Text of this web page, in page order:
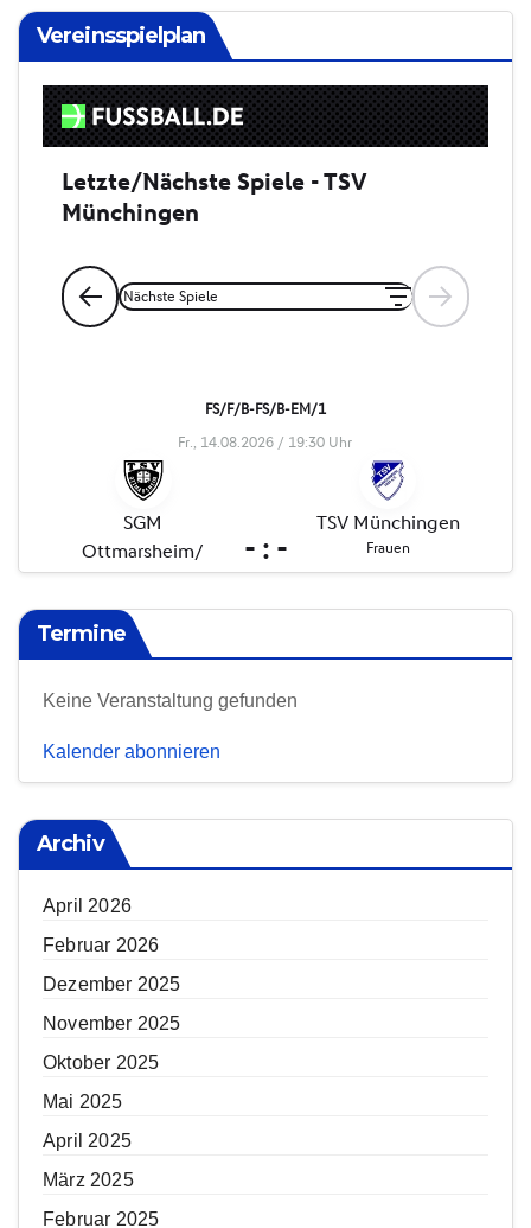
Vereinsspielplan
Termine
Keine Veranstaltung gefunden
Kalender abonnieren
Archiv
April 2026
Februar 2026
Dezember 2025
November 2025
Oktober 2025
Mai 2025
April 2025
März 2025
Februar 2025